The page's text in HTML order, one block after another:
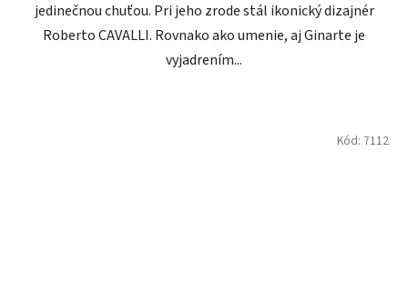
jedinečnou chuťou. Pri jeho zrode stál ikonický dizajnér
Roberto CAVALLI. Rovnako ako umenie, aj Ginarte je
vyjadrením...
Kód: 7112